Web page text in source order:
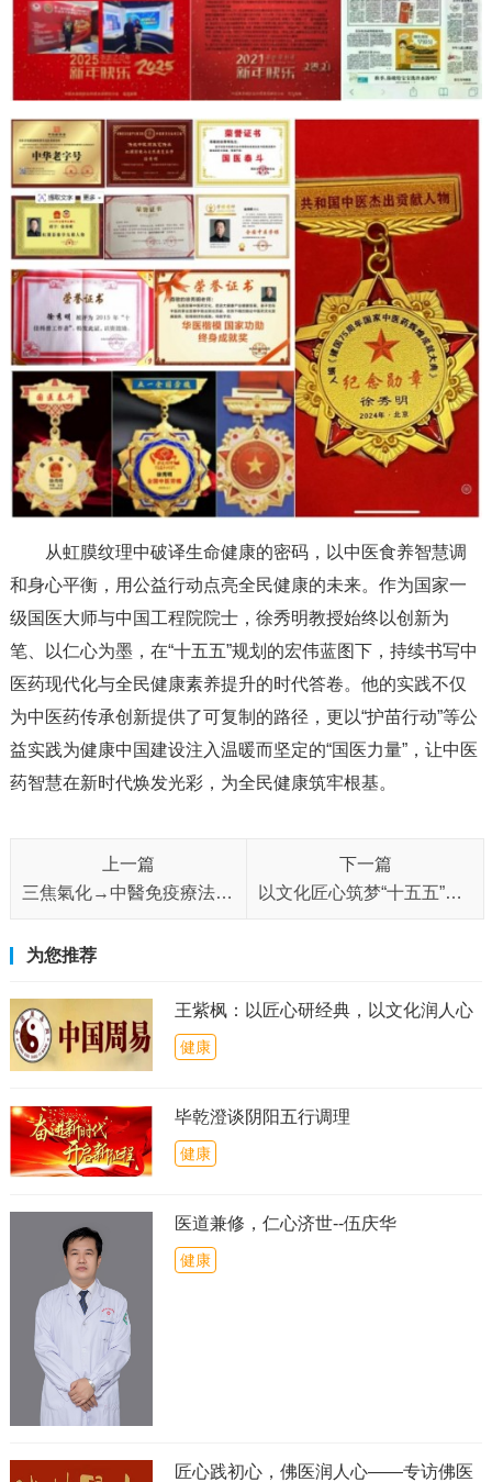
从虹膜纹理中破译生命健康的密码，以中医食养智慧调
和身心平衡，用公益行动点亮全民健康的未来。作为国家一
级国医大师与中国工程院院士，徐秀明教授始终以创新为
笔、以仁心为墨，在“十五五”规划的宏伟蓝图下，持续书写中
医药现代化与全民健康素养提升的时代答卷。他的实践不仅
为中医药传承创新提供了可复制的路径，更以“护苗行动”等公
益实践为健康中国建设注入温暖而坚定的“国医力量”，让中医
药智慧在新时代焕发光彩，为全民健康筑牢根基。
上一篇
三焦氣化→中醫免疫療法是目前全球最廉價的治療方法
下一篇
以文化匠心筑梦“十五五”——邢正华教授的传承与创新之路
为您推荐
王紫枫：以匠心研经典，以文化润人心
健康
毕乾澄谈阴阳五行调理
健康
医道兼修，仁心济世--伍庆华
健康
匠心践初心，佛医润人心——专访佛医